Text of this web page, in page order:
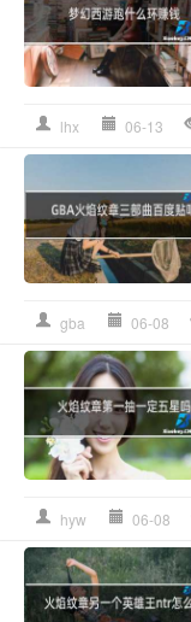
lhx 06-13
gba 06-08
hyw 06-08